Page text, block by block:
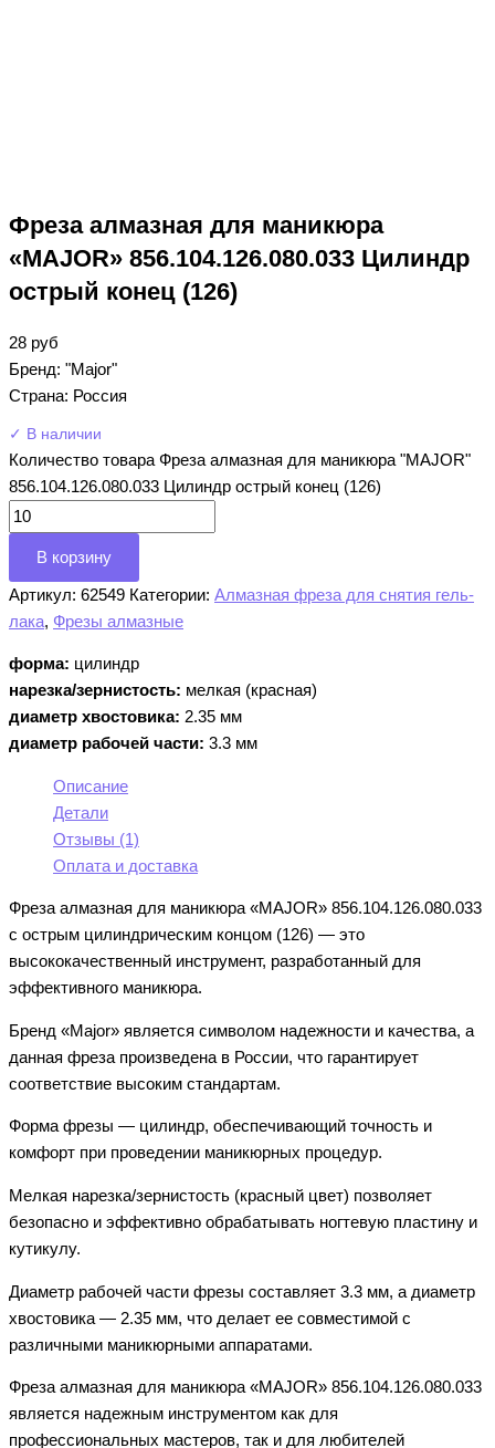
Фреза алмазная для маникюра
«MAJOR» 856.104.126.080.033 Цилиндр
острый конец (126)
28 руб
Бренд: "Major"
Страна: Россия
✓ В наличии
Количество товара Фреза алмазная для маникюра "MAJOR"
856.104.126.080.033 Цилиндр острый конец (126)
В корзину
Артикул: 62549 Категории: Алмазная фреза для снятия гель-
лака, Фрезы алмазные
форма: цилиндр
нарезка/зернистость: мелкая (красная)
диаметр хвостовика: 2.35 мм
диаметр рабочей части: 3.3 мм
Описание
Детали
Отзывы (1)
Оплата и доставка
Фреза алмазная для маникюра «MAJOR» 856.104.126.080.033
с острым цилиндрическим концом (126) — это
высококачественный инструмент, разработанный для
эффективного маникюра.
Бренд «Major» является символом надежности и качества, а
данная фреза произведена в России, что гарантирует
соответствие высоким стандартам.
Форма фрезы — цилиндр, обеспечивающий точность и
комфорт при проведении маникюрных процедур.
Мелкая нарезка/зернистость (красный цвет) позволяет
безопасно и эффективно обрабатывать ногтевую пластину и
кутикулу.
Диаметр рабочей части фрезы составляет 3.3 мм, а диаметр
хвостовика — 2.35 мм, что делает ее совместимой с
различными маникюрными аппаратами.
Фреза алмазная для маникюра «MAJOR» 856.104.126.080.033
является надежным инструментом как для
профессиональных мастеров, так и для любителей